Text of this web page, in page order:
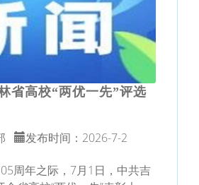
省高校“两优一先”评选
发布时间：2026-7-2
周年之际，7月1日，中共吉